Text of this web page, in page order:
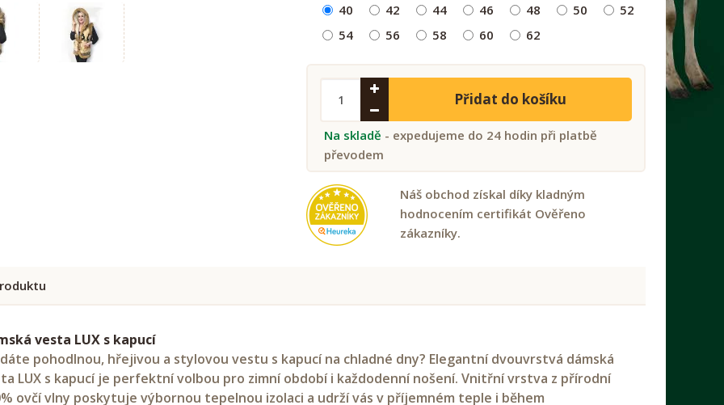
40
42 44 46 48 50
52
54
56 58 60 62
Přidat do košíku
Na skladě - expedujeme do 24 hodin při platbě
převodem
Náš obchod získal díky kladným
hodnocením certifikát Ověřeno
zákazníky.
vesta LUX s kapucí
pohodlnou, hřejivou a stylovou vestu s kapucí na chladné dny? Elegantní dvouvrstvá dámská
LUX s kapucí je perfektní volbou pro zimní období i každodenní nošení. Vnitřní vrstva z přírodní
ovčí vlny poskytuje výbornou tepelnou izolaci a udrží vás v příjemném teple i během